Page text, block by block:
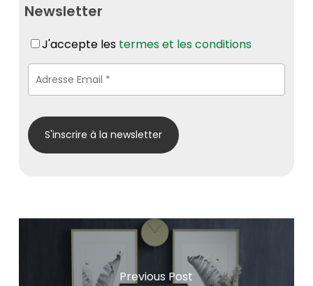
Newsletter
J'accepte les termes et les conditions
Previous Post